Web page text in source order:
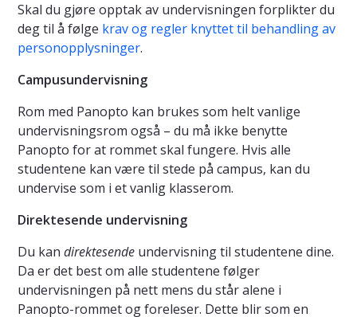
Skal du gjøre opptak av undervisningen forplikter du
deg til å følge krav og regler knyttet til behandling av
personopplysninger.
Campusundervisning
Rom med Panopto kan brukes som helt vanlige
undervisningsrom også – du må ikke benytte
Panopto for at rommet skal fungere. Hvis alle
studentene kan være til stede på campus, kan du
undervise som i et vanlig klasserom.
Direktesende undervisning
Du kan direktesende undervisning til studentene dine.
Da er det best om alle studentene følger
undervisningen på nett mens du står alene i
Panopto-rommet og foreleser. Dette blir som en